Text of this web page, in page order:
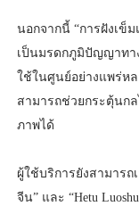
นอกจากนี้ “การฝังเข็ม
เป็นมรดกภูมิปัญญาทา
ใช้ในศูนย์อย่างแพร่ห
สามารถช่วยกระตุ้นก
ภาพได้
ผู้ใช้บริการยังสามาร
จีน” และ “Hetu